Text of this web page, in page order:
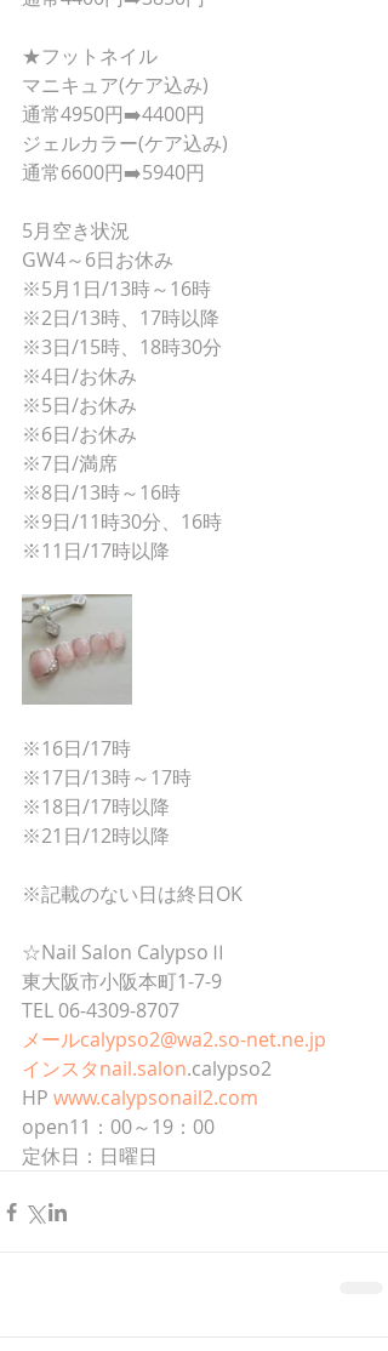
★フットネイル
マニキュア(ケア込み)
通常4950円➡️4400円
ジェルカラー(ケア込み)
通常6600円➡️5940円
5月空き状況
GW4～6日お休み
※5月1日/13時～16時
※2日/13時、17時以降
※3日/15時、18時30分
※4日/お休み
※5日/お休み
※6日/お休み
※7日/満席
※8日/13時～16時
※9日/11時30分、16時
※11日/17時以降
※16日/17時
※17日/13時～17時
※18日/17時以降
※21日/12時以降
※記載のない日は終日OK
☆Nail Salon CalypsoⅡ
東大阪市小阪本町1-7-9
TEL 06-4309-8707
メールcalypso2@wa2.so-net.ne.jp
インスタnail.salon.calypso2
HP www.calypsonail2.com
open11：00～19：00
定休日：日曜日